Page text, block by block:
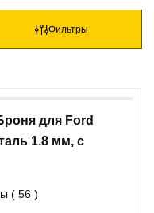
Фильтры
для Ford
1.8 мм, с
( 56 )